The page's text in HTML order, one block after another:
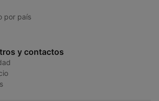
por país
y contactos